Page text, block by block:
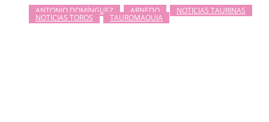
ANTONIO DOMÍNGUEZ ARNEDO NOTICIAS TAURINAS
NOTICIAS TOROS TAUROMAQUIA